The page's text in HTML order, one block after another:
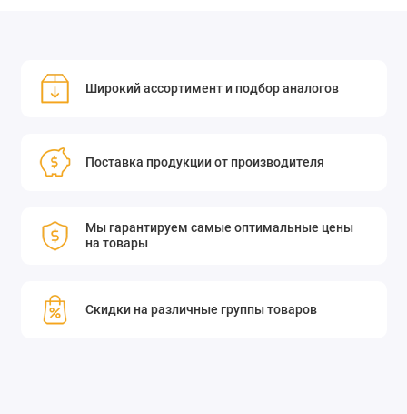
Широкий ассортимент и подбор аналогов
Поставка продукции от производителя
Мы гарантируем самые оптимальные цены
на товары
Скидки на различные группы товаров